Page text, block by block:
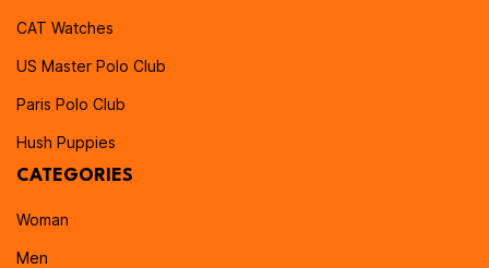
CAT Watches
US Master Polo Club
Paris Polo Club
Hush Puppies
CATEGORIES
Woman
Men